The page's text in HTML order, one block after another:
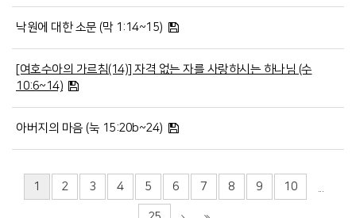
낙원에 대한 소문 (막 1:14~15)
[여호수아의 가르침(14)] 자격 없는 자를 사랑하시는 하나님 (수
10:6~14)
아버지의 마음 (눅 15:20b~24)
1 2 3 4 5 6 7 8 9 10